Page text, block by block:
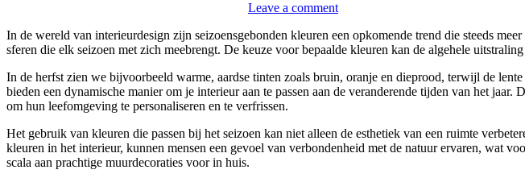
Leave a comment
In de wereld van interieurdesign zijn seizoensgebonden kleuren een opkomende trend die steeds
sferen die elk seizoen met zich meebrengt. De keuze voor bepaalde kleuren kan de algehele
In de herfst zien we bijvoorbeeld warme, aardse tinten zoals bruin, oranje en dieprood, terwijl de
bieden een dynamische manier om je interieur aan te passen aan de veranderende tijden van het
om hun leefomgeving te personaliseren en te verfrissen.
Het gebruik van kleuren die passen bij het seizoen kan niet alleen de esthetiek van een ruimte
kleuren in het interieur, kunnen mensen een gevoel van verbondenheid met de natuur ervaren, wat
scala aan prachtige muurdecoraties voor in huis.